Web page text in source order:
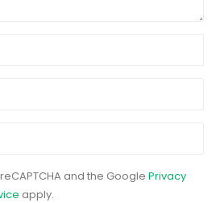
and the Google Privacy
apply.